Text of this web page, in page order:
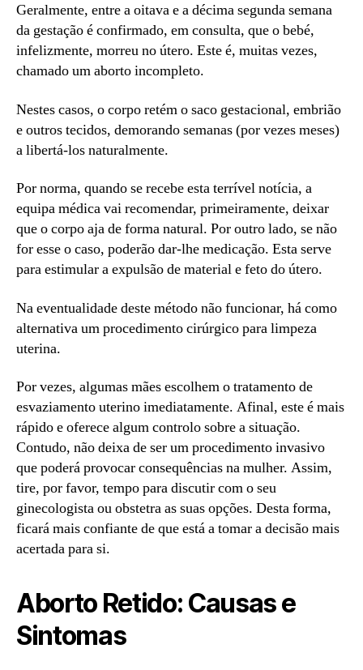
Geralmente, entre a oitava e a décima segunda semana
da gestação é confirmado, em consulta, que o bebé,
infelizmente, morreu no útero. Este é, muitas vezes,
chamado um aborto incompleto.
Nestes casos, o corpo retém o saco gestacional, embrião
e outros tecidos, demorando semanas (por vezes meses)
a libertá-los naturalmente.
Por norma, quando se recebe esta terrível notícia, a
equipa médica vai recomendar, primeiramente, deixar
que o corpo aja de forma natural. Por outro lado, se não
for esse o caso, poderão dar-lhe medicação. Esta serve
para estimular a expulsão de material e feto do útero.
Na eventualidade deste método não funcionar, há como
alternativa um procedimento cirúrgico para limpeza
uterina.
Por vezes, algumas mães escolhem o tratamento de
esvaziamento uterino imediatamente. Afinal, este é mais
rápido e oferece algum controlo sobre a situação.
Contudo, não deixa de ser um procedimento invasivo
que poderá provocar consequências na mulher. Assim,
tire, por favor, tempo para discutir com o seu
ginecologista ou obstetra as suas opções. Desta forma,
ficará mais confiante de que está a tomar a decisão mais
acertada para si.
Aborto Retido: Causas e
Sintomas